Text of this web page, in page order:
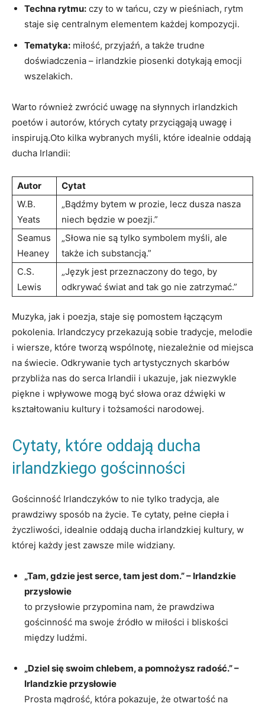
Techna rytmu: czy to w tańcu, czy w pieśniach, rytm
staje się centralnym elementem każdej kompozycji.
Tematyka: miłość, przyjaźń, a także trudne
doświadczenia – irlandzkie piosenki dotykają emocji
wszelakich.
Warto również zwrócić uwagę na słynnych irlandzkich
poetów i autorów, których cytaty przyciągają uwagę i
inspirują.Oto kilka wybranych myśli, które idealnie oddają
ducha Irlandii:
Autor
Cytat
W.B.
Yeats
„Bądźmy bytem w prozie, lecz dusza nasza
niech będzie w poezji.”
Seamus
Heaney
„Słowa nie są tylko symbolem myśli, ale
także ich substancją.”
C.S.
Lewis
„Język jest przeznaczony do tego, by
odkrywać świat and tak go nie zatrzymać.”
Muzyka, jak i poezja, staje się pomostem łączącym
pokolenia. Irlandczycy przekazują sobie tradycje, melodie
i wiersze, które tworzą wspólnotę, niezależnie od miejsca
na świecie. Odkrywanie tych artystycznych skarbów
przybliża nas do serca Irlandii i ukazuje, jak niezwykle
piękne i wpływowe mogą być słowa oraz dźwięki w
kształtowaniu kultury i tożsamości narodowej.
Cytaty, które oddają ducha
irlandzkiego gościnności
Gościnność Irlandczyków to nie tylko tradycja, ale
prawdziwy sposób na życie. Te cytaty, pełne ciepła i
życzliwości, idealnie oddają ducha irlandzkiej kultury, w
której każdy jest zawsze mile widziany.
„Tam, gdzie jest serce, tam jest dom.” – Irlandzkie
przysłowie
to przysłowie przypomina nam, że prawdziwa
gościnność ma swoje źródło w miłości i bliskości
między ludźmi.
„Dziel się swoim chlebem, a pomnożysz radość.” –
Irlandzkie przysłowie
Prosta mądrość, która pokazuje, że otwartość na